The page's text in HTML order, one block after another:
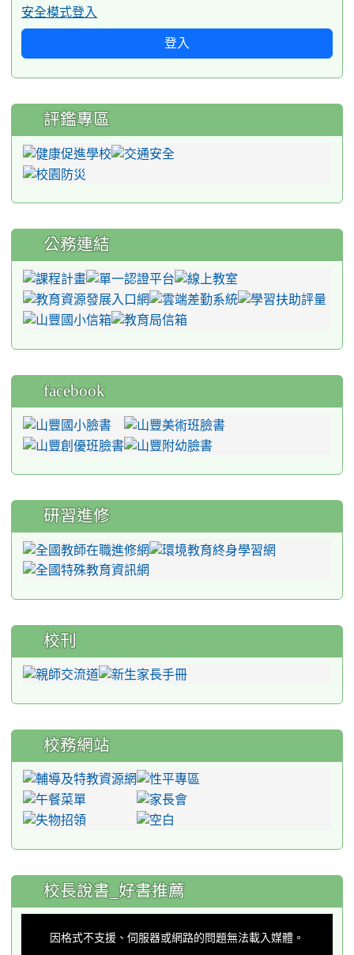
安全模式登入
登入
評鑑專區
公務連結
facebook
研習進修
校刊
校務網站
:::
校長說書_好書推薦
因格式不支援、伺服器或網路的問題無法載入媒體。